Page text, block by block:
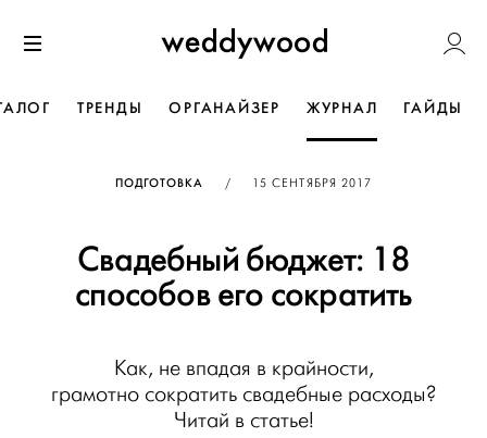
к содержанию
Weddywood
ТРЕНДЫ ОРГАНАЙЗЕР ЖУРНАЛ ГАЙДЫ
ПОДГОТОВКА / ОПУБЛИКОВАНО
15 СЕНТЯБРЯ 2017
Свадебный бюджет: 18
способов его сократить
Как, не впадая в крайности,
грамотно сократить свадебные расходы?
Читай в статье!